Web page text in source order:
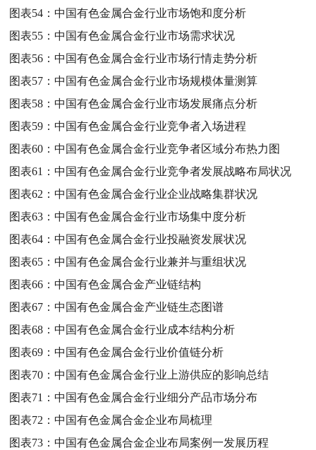
图表54：中国有色金属合金行业市场饱和度分析
图表55：中国有色金属合金行业市场需求状况
图表56：中国有色金属合金行业市场行情走势分析
图表57：中国有色金属合金行业市场规模体量测算
图表58：中国有色金属合金行业市场发展痛点分析
图表59：中国有色金属合金行业竞争者入场进程
图表60：中国有色金属合金行业竞争者区域分布热力图
图表61：中国有色金属合金行业竞争者发展战略布局状况
图表62：中国有色金属合金行业企业战略集群状况
图表63：中国有色金属合金行业市场集中度分析
图表64：中国有色金属合金行业投融资发展状况
图表65：中国有色金属合金行业兼并与重组状况
图表66：中国有色金属合金产业链结构
图表67：中国有色金属合金产业链生态图谱
图表68：中国有色金属合金行业成本结构分析
图表69：中国有色金属合金行业价值链分析
图表70：中国有色金属合金行业上游供应的影响总结
图表71：中国有色金属合金行业细分产品市场分布
图表72：中国有色金属合金企业布局梳理
图表73：中国有色金属合金企业布局案例一发展历程